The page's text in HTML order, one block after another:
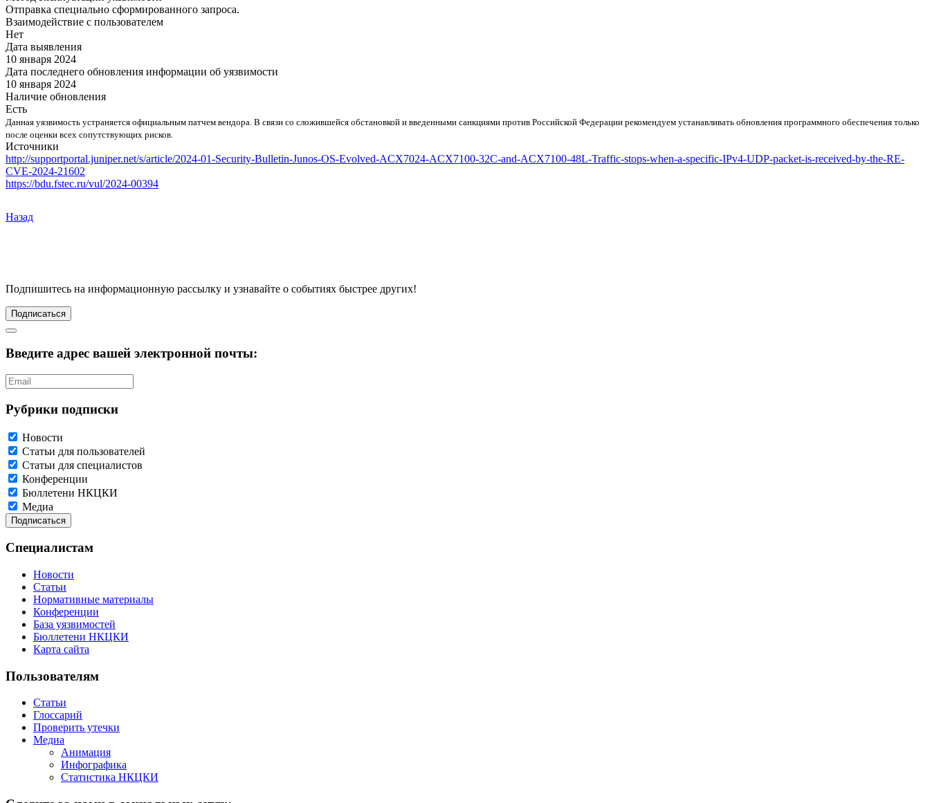
Отправка специально сформированного запроса.
Взаимодействие с пользователем
Нет
Дата выявления
10 января 2024
Дата последнего обновления информации об уязвимости
10 января 2024
Наличие обновления
Есть
Данная уязвимость устраняется официальным патчем вендора. В связи со сложившейся обстановкой и введенными санкциями против Российской Федерации рекомендуем устанавливать обновления программного обеспечения только
после оценки всех сопутствующих рисков.
Источники
http://supportportal.juniper.net/s/article/2024-01-Security-Bulletin-Junos-OS-Evolved-ACX7024-ACX7100-32C-and-ACX7100-48L-Traffic-stops-when-a-specific-IPv4-UDP-packet-is-received-by-the-RE-
CVE-2024-21602
https://bdu.fstec.ru/vul/2024-00394
Назад
Подпишитесь на информационную рассылку и узнавайте о событиях быстрее других!
Подписаться
Введите адрес вашей электронной почты:
Рубрики подписки
Новости
Статьи для пользователей
Статьи для специалистов
Конференции
Бюллетени НКЦКИ
Медиа
Специалистам
Новости
Статьи
Нормативные материалы
Конференции
База уязвимостей
Бюллетени НКЦКИ
Карта сайта
Пользователям
Статьи
Глоссарий
Проверить утечки
Медиа
Анимация
Инфографика
Статистика НКЦКИ